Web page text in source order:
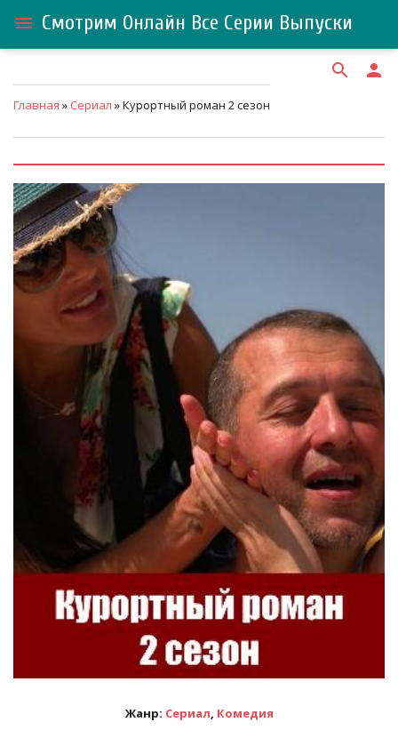
menu Смотрим Онлайн Все Серии Выпуски
search person
Главная » Сериал » Курортный роман 2 сезон
Жанр: Сериал, Комедия